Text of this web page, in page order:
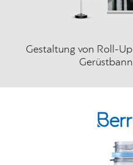
Gestaltung von Roll-